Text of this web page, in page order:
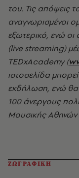
του. Τις απόψεις
αναγνωρισμένοι
εξωτερικό, ενώ
(live streaming)
TEDxAcademy (
ιστοσελίδα
εκδήλωση, ενώ θα
100 άνεργους
Μουσικής Αθηνών
ΖΩΓΡΑΦΙΚΗ